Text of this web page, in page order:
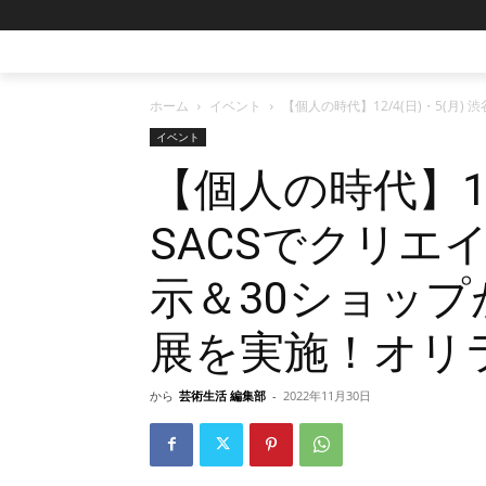
ホーム イベント 【個人の時代】12/4(日)・5(月)
イベント
【個人の時代
SACSでクリエ
示＆30ショップ
展を実施！オリ
から 芸術生活 編集部 - 2022年11月30日